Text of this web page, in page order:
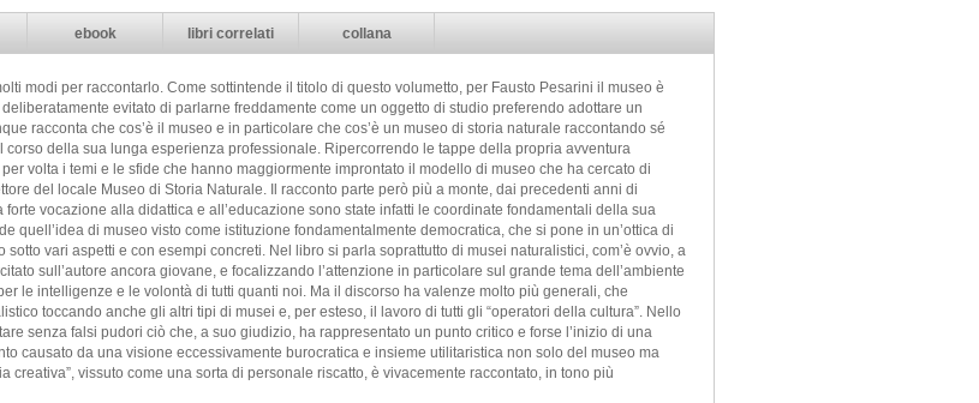
ebook libri correlati collana
modi per raccontarlo. Come sottintende il titolo di questo volumetto, per Fausto Pesarini il museo è
evitato di parlarne freddamente come un oggetto di studio preferendo adottare un
racconta che cos’è il museo e in particolare che cos’è un museo di storia naturale raccontando sé
della sua lunga esperienza professionale. Ripercorrendo le tappe della propria avventura
volta i temi e le sfide che hanno maggiormente improntato il modello di museo che ha cercato di
del locale Museo di Storia Naturale. Il racconto parte però più a monte, dai precedenti anni di
vocazione alla didattica e all’educazione sono state infatti le coordinate fondamentali della sua
quell’idea di museo visto come istituzione fondamentalmente democratica, che si pone in un’ottica di
vari aspetti e con esempi concreti. Nel libro si parla soprattutto di musei naturalistici, com’è ovvio, a
sull’autore ancora giovane, e focalizzando l’attenzione in particolare sul grande tema dell’ambiente
le intelligenze e le volontà di tutti quanti noi. Ma il discorso ha valenze molto più generali, che
toccando anche gli altri tipi di musei e, per esteso, il lavoro di tutti gli “operatori della cultura”. Nello
senza falsi pudori ciò che, a suo giudizio, ha rappresentato un punto critico e forse l’inizio di una
causato da una visione eccessivamente burocratica e insieme utilitaristica non solo del museo ma
creativa”, vissuto come una sorta di personale riscatto, è vivacemente raccontato, in tono più